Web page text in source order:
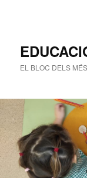
EL BLOC DELS